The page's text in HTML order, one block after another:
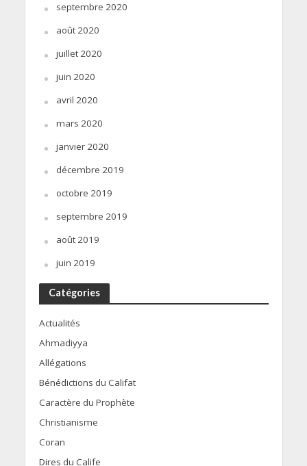
septembre 2020
août 2020
juillet 2020
juin 2020
avril 2020
mars 2020
janvier 2020
décembre 2019
octobre 2019
septembre 2019
août 2019
juin 2019
Catégories
Actualités
Ahmadiyya
Allégations
Bénédictions du Califat
Caractère du Prophète
Christianisme
Coran
Dires du Calife